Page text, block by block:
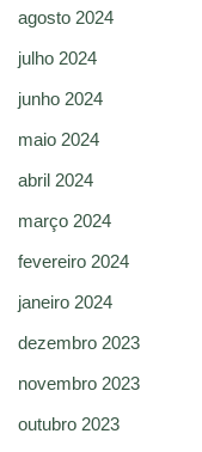
agosto 2024
julho 2024
junho 2024
maio 2024
abril 2024
março 2024
fevereiro 2024
janeiro 2024
dezembro 2023
novembro 2023
outubro 2023